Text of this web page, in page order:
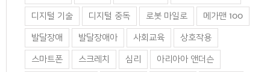
디지털 기술 디지털 중독 로봇 마일로 메가맨 100
발달장애 발달장애아 사회교육 상호작용
스마트폰 스크레치 심리 아리아아 앤더슨